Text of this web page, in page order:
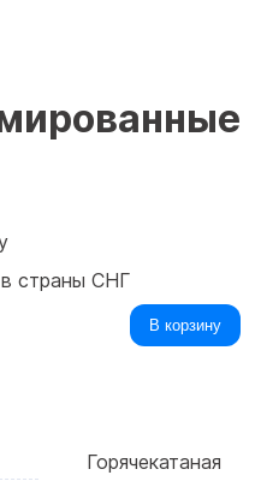
страны СНГ
В корзину
Горячекатаная